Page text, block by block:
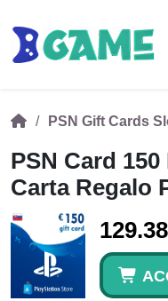
PSN Gift Cards
PSN Card
Carta Regalo
129.38